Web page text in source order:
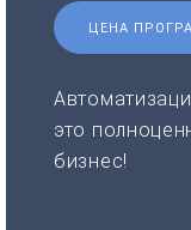
ЦЕНА
это
бизнес!